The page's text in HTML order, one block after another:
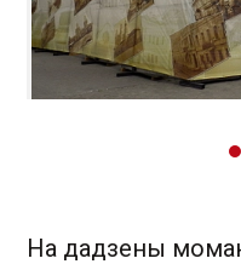
На дадзены